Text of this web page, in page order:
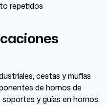
repetidos
cestas y muflas
de hornos de
y guías en hornos